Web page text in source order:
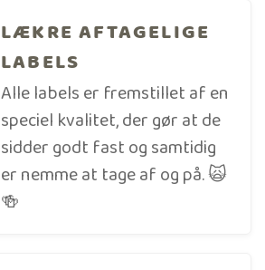
LÆKRE AFTAGELIGE
LABELS
Alle labels er fremstillet af en
speciel kvalitet, der gør at de
sidder godt fast og samtidig
er nemme at tage af og på. 🙀
🍻